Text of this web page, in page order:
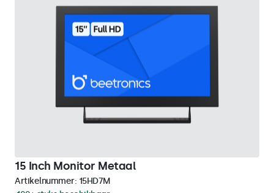
15 Inch Monitor Metaal
Artikelnummer: 15HD7M